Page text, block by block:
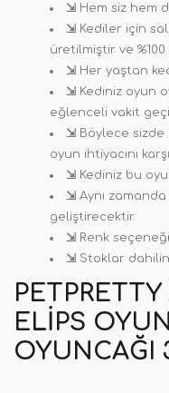
⇲ Hem siz hem
⇲ Kediler için
üretilmiştir ve
⇲ Her yaştan
⇲ Kediniz oyun
eğlenceli vakit
⇲ Böylece
oyun ihtiyacını
⇲ Kediniz bu
⇲ Aynı
geliştirecektir.
⇲ Renk
⇲ Stoklar
ELIPS
OYUNCAĞI